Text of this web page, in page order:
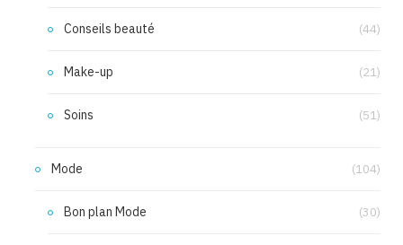
Conseils beauté (44)
Make-up (21)
Soins (51)
Mode (104)
Bon plan Mode (30)